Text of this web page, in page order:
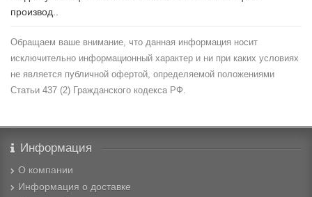
производ..
Обращаем ваше внимание, что данная информация носит
исключительно информационный характер и ни при каких условиях
не является публичной офертой, определяемой положениями
Статьи 437 (2) Гражданского кодекса РФ.
Информация
О компании
Информация о доставке